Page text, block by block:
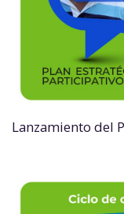
Lanzamiento del